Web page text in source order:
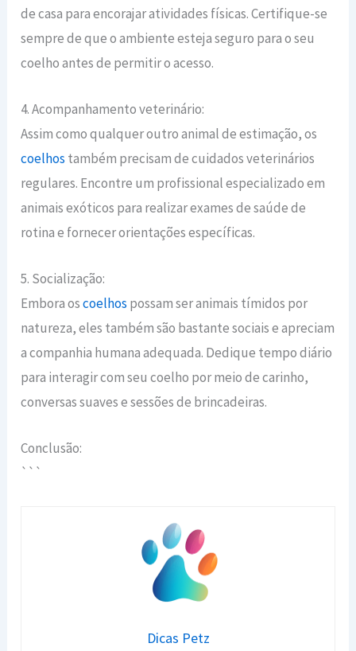
de casa para encorajar atividades físicas. Certifique-se
sempre de que o ambiente esteja seguro para o seu
coelho antes de permitir o acesso.
4. Acompanhamento veterinário:
Assim como qualquer outro animal de estimação, os
coelhos também precisam de cuidados veterinários
regulares. Encontre um profissional especializado em
animais exóticos para realizar exames de saúde de
rotina e fornecer orientações específicas.
5. Socialização:
Embora oscoelhos possam ser animais tímidos por
natureza, eles também são bastante sociais e apreciam
a companhia humana adequada. Dedique tempo diário
para interagir com seu coelho por meio de carinho,
conversas suaves e sessões de brincadeiras.
Conclusão:
```
Dicas Petz